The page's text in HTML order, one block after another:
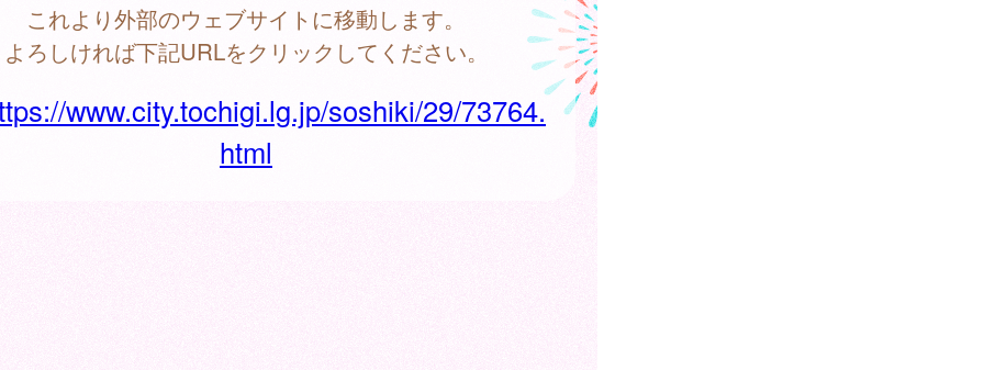
これより外部のウェブサイトに移動します。
よろしければ下記URLをクリックしてください。
www.city.tochigi.lg.jp/soshiki/29/73764.
html